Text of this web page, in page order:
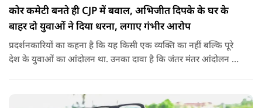
कोर कमेटी बनते ही CJP में बवाल, अभिजीत दिपके के घर के
बाहर दो युवाओं ने दिया धरना, लगाए गंभीर आरोप
प्रदर्शनकारियों का कहना है कि यह किसी एक व्यक्ति का नहीं बल्कि पूरे
देश के युवाओं का आंदोलन था. उनका दावा है कि जंतर मंतर आंदोलन से